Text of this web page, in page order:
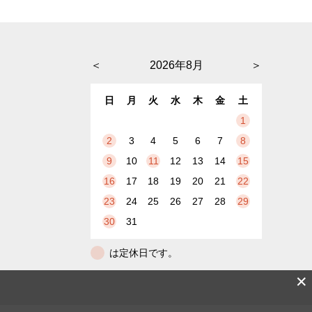
＜ ＞
2026年8月
日 月 火 水 木 金
土
1
2
3 4 5 6 7
8
9
10 11 12 13 14
15
16
17 18 19 20 21
22
23
24 25 26 27 28
29
30
31
は定休日です。
✕